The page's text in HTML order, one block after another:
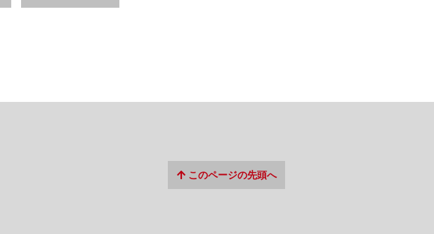
このページの先頭へ